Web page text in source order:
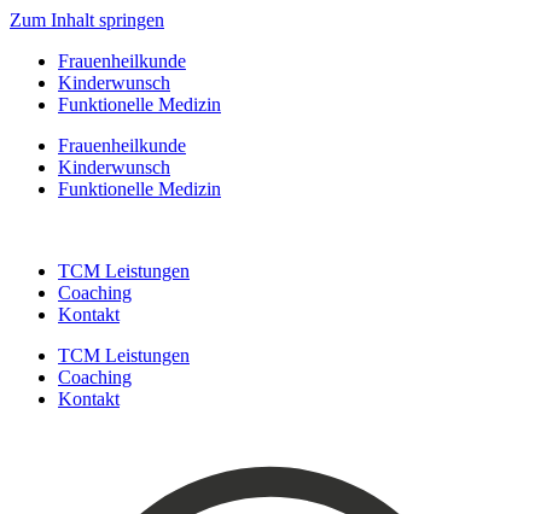
Zum Inhalt springen
Frauenheilkunde
Kinderwunsch
Funktionelle Medizin
Frauenheilkunde
Kinderwunsch
Funktionelle Medizin
TCM Leistungen
Coaching
Kontakt
TCM Leistungen
Coaching
Kontakt